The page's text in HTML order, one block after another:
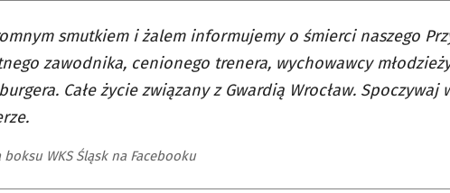
smutkiem i żalem informujemy o śmierci naszego
zawodnika, cenionego trenera, wychowawcy
Całe życie związany z Gwardią Wrocław. Spoczywaj
boksu WKS Śląsk na Facebooku